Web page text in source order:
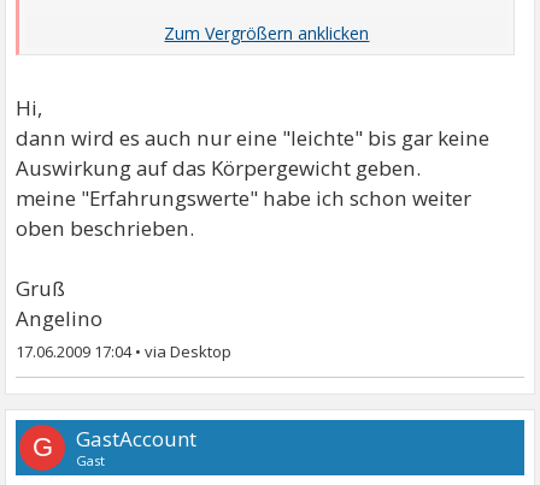
Hi,
dann wird es auch nur eine "leichte" bis gar keine
Auswirkung auf das Körpergewicht geben.
meine "Erfahrungswerte" habe ich schon weiter
oben beschrieben.
Gruß
Angelino
17.06.2009 17:04•
G GastAccount
Gast